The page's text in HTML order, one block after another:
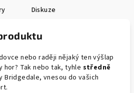
Diskuze
nebo raději nějaký ten výšlap
hor? Tak nebo tak, tyhle středně
Bridgedale, vnesou do vašich